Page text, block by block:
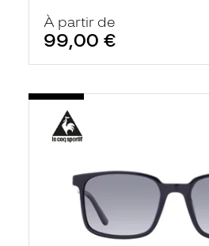
À partir de
99,00 €